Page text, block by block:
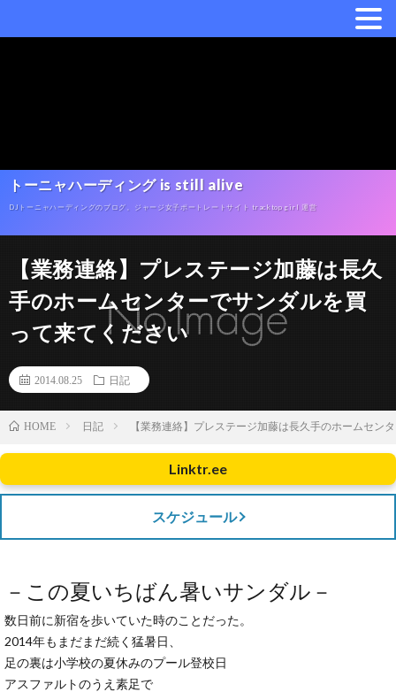
トーニャハーディング is still alive
DJトーニャハーディングのブログ。ジャージ女子ポートレートサイト tracktop girl 運営
【業務連絡】プレステージ加藤は長久
手のホームセンターでサンダルを買
って来てください
2014.08.25 日記
HOME 日記 【業務連絡】プレステージ加藤は長久手のホームセン
Linktr.ee
スケジュール
－この夏いちばん暑いサンダル－
数日前に新宿を歩いていた時のことだった。
2014年もまだまだ続く猛暑日、
足の裏は小学校の夏休みのプール登校日
アスファルトのうえ素足で